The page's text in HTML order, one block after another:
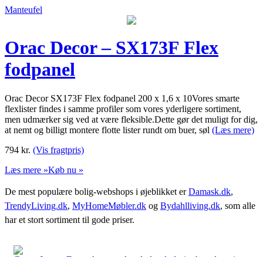
Manteufel
Orac Decor – SX173F Flex
fodpanel
Orac Decor SX173F Flex fodpanel 200 x 1,6 x 10Vores smarte
flexlister findes i samme profiler som vores yderligere sortiment,
men udmærker sig ved at være fleksible.Dette gør det muligt for dig,
at nemt og billigt montere flotte lister rundt om buer, søl (Læs mere)
794 kr. (Vis fragtpris)
Læs mere »Køb nu »
De mest populære bolig-webshops i øjeblikket erDamask.dk,
TrendyLiving.dk, MyHomeMøbler.dk og Bydahlliving.dk, som alle
har et stort sortiment til gode priser.